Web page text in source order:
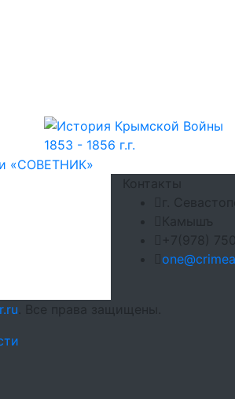
Контакты
г.
Камышъ
+7(978)
. Все права защищены.